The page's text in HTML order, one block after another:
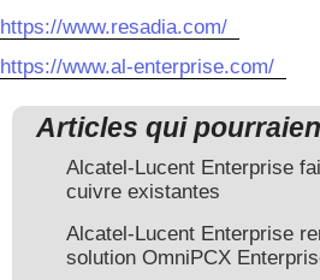
https://www.resadia.com/
https://www.al-enterprise.com/
Articles qui
Alcatel-Lucent Enterprise
cuivre existantes
Alcatel-Lucent Enterprise
solution OmniPCX